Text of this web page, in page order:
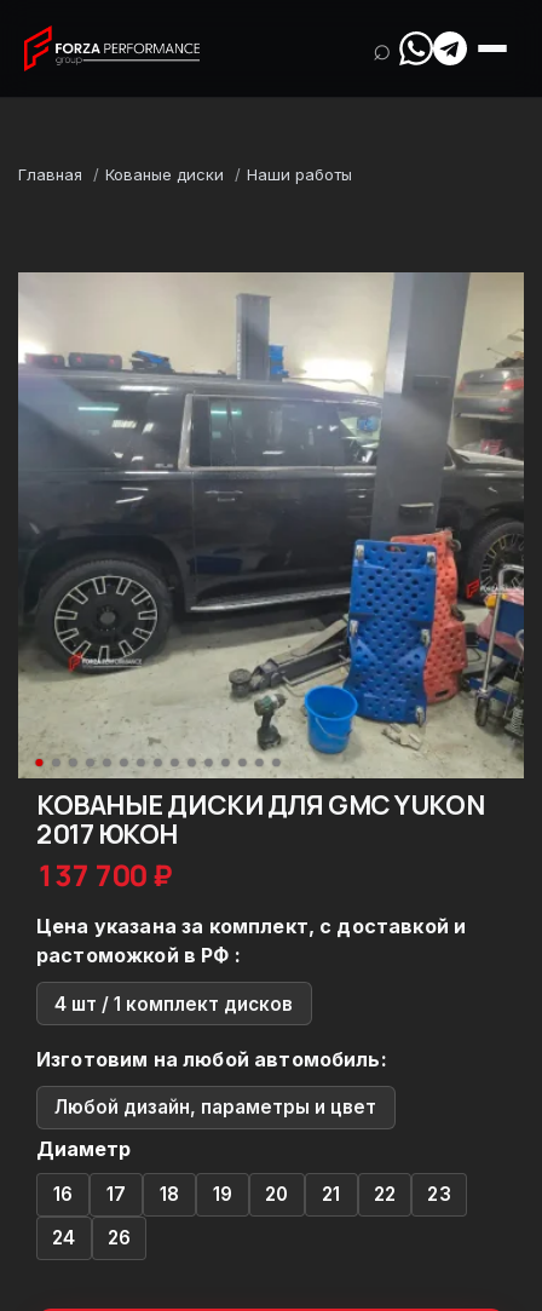
⌕
Главная Кованые диски Наши работы
КОВАНЫЕ ДИСКИ ДЛЯ GMC YUKON
2017 ЮКОН
137 700 ₽
Цена указана за комплект, с доставкой и
растоможкой в РФ :
4 шт / 1 комплект дисков
Изготовим на любой автомобиль:
Любой дизайн, параметры и цвет
Диаметр
16 17 18 19 20 21 22
23
24
26
GMC
Модель
Yukon